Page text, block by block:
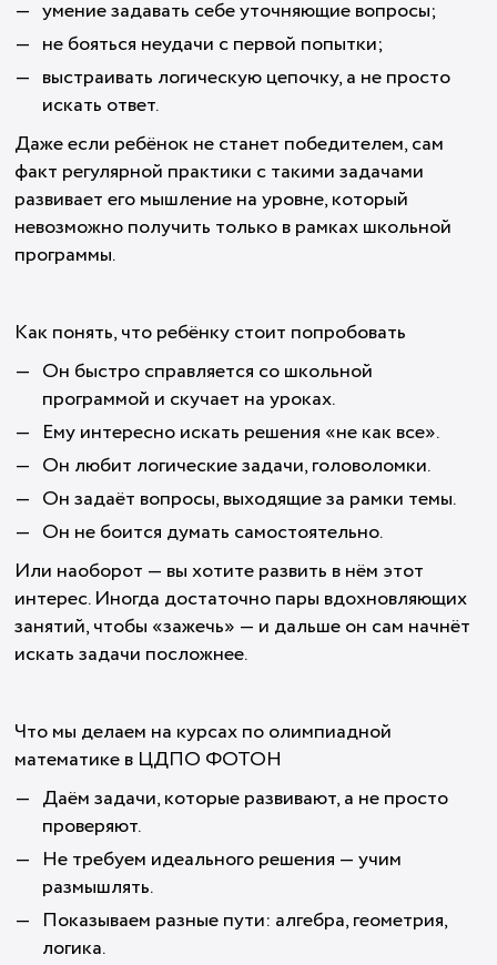
умение задавать себе уточняющие вопросы;
не бояться неудачи с первой попытки;
выстраивать логическую цепочку, а не просто
искать ответ.
Даже если ребёнок не станет победителем, сам
факт регулярной практики с такими задачами
развивает его мышление на уровне, который
невозможно получить только в рамках школьной
программы.
Как понять, что ребёнку стоит попробовать
Он быстро справляется со школьной
программой и скучает на уроках.
Ему интересно искать решения «не как все».
Он любит логические задачи, головоломки.
Он задаёт вопросы, выходящие за рамки темы.
Он не боится думать самостоятельно.
Или наоборот — вы хотите развить в нём этот
интерес. Иногда достаточно пары вдохновляющих
занятий, чтобы «зажечь» — и дальше он сам начнёт
искать задачи посложнее.
Что мы делаем на курсах по олимпиадной
математике в ЦДПО ФОТОН
Даём задачи, которые развивают, а не просто
проверяют.
Не требуем идеального решения — учим
размышлять.
Показываем разные пути: алгебра, геометрия,
логика.